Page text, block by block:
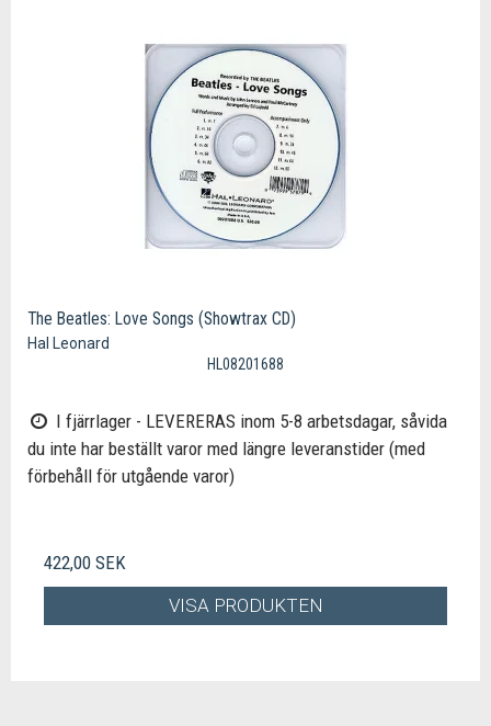
The Beatles: Love Songs (Showtrax CD)
Hal Leonard
HL08201688
I fjärrlager - LEVERERAS inom 5-8 arbetsdagar, såvida
du inte har beställt varor med längre leveranstider (med
förbehåll för utgående varor)
422,00 SEK
VISA PRODUKTEN